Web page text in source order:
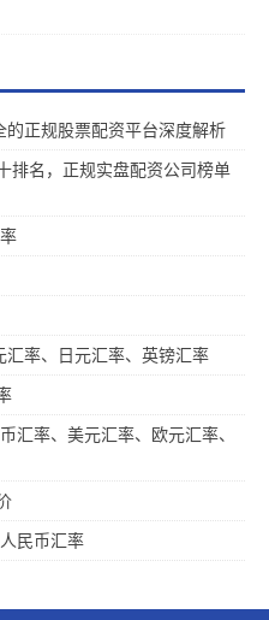
正规股票配资平台深度解析
排名，正规实盘配资公司榜单
率、日元汇率、英镑汇率
汇率、美元汇率、欧元汇率、
民币汇率